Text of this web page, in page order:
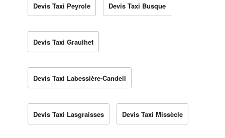
Devis Taxi Peyrole Devis Taxi Busque
Devis Taxi Graulhet
Devis Taxi Labessière-Candeil
Devis Taxi Lasgraisses Devis Taxi Missècle